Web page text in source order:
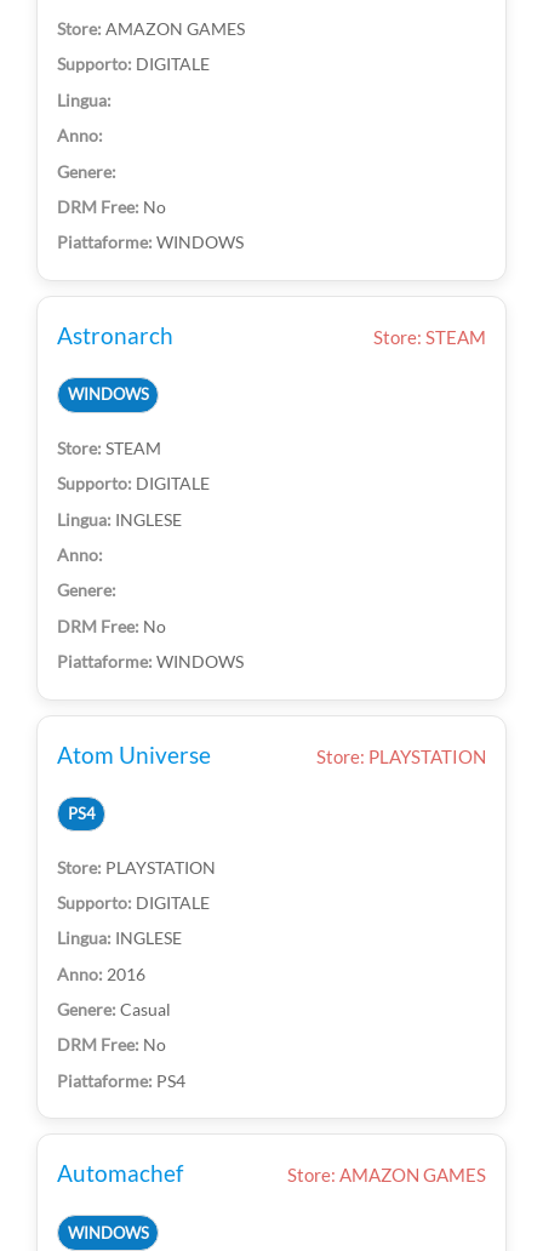
AMAZON GAMES
DIGITALE
No
WINDOWS
Astronarch Store: STEAM
WINDOWS
STEAM
DIGITALE
INGLESE
No
WINDOWS
Atom Universe Store: PLAYSTATION
PS4
PLAYSTATION
DIGITALE
INGLESE
2016
Casual
No
PS4
Automachef Store: AMAZON GAMES
WINDOWS